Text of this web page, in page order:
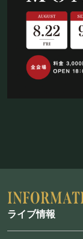
ライブ情報